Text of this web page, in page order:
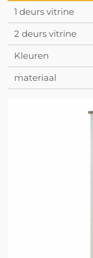
1 deurs vitrine
2 deurs vitrine
Kleuren
materiaal